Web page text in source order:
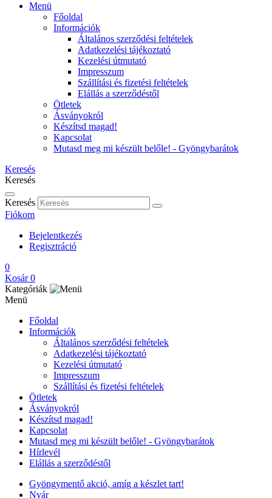
Menü
Főoldal
Információk
Általános szerződési feltételek
Adatkezelési tájékoztató
Kezelési útmutató
Impresszum
Szállítási és fizetési feltételek
Elállás a szerződéstől
Ötletek
Ásványokról
Készítsd magad!
Kapcsolat
Mutasd meg mi készült belőle! - Gyöngybarátok
Keresés
Keresés
Keresés
Fiókom
Bejelentkezés
Regisztráció
0
Kosár 0
Kategóriák
Menü
Főoldal
Információk
Általános szerződési feltételek
Adatkezelési tájékoztató
Kezelési útmutató
Impresszum
Szállítási és fizetési feltételek
Ötletek
Ásványokról
Készítsd magad!
Kapcsolat
Mutasd meg mi készült belőle! - Gyöngybarátok
Hírlevél
Elállás a szerződéstől
Gyöngymentő akció, amíg a készlet tart!
Nyár